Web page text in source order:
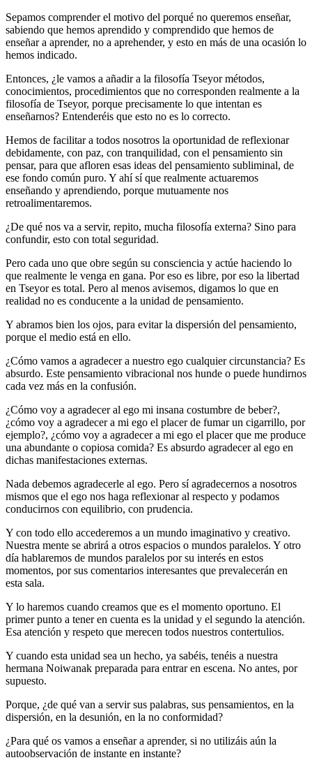
Sepamos comprender el motivo del porqué no queremos enseñar,
sabiendo que hemos aprendido y comprendido que hemos de
enseñar a aprender, no a aprehender, y esto en más de una ocasión lo
hemos indicado.
Entonces, ¿le vamos a añadir a la filosofía Tseyor métodos,
conocimientos, procedimientos que no corresponden realmente a la
filosofía de Tseyor, porque precisamente lo que intentan es
enseñarnos? Entenderéis que esto no es lo correcto.
Hemos de facilitar a todos nosotros la oportunidad de reflexionar
debidamente, con paz, con tranquilidad, con el pensamiento sin
pensar, para que afloren esas ideas del pensamiento subliminal, de
ese fondo común puro. Y ahí sí que realmente actuaremos
enseñando y aprendiendo, porque mutuamente nos
retroalimentaremos.
¿De qué nos va a servir, repito, mucha filosofía externa? Sino para
confundir, esto con total seguridad.
Pero cada uno que obre según su consciencia y actúe haciendo lo
que realmente le venga en gana. Por eso es libre, por eso la libertad
en Tseyor es total. Pero al menos avisemos, digamos lo que en
realidad no es conducente a la unidad de pensamiento.
Y abramos bien los ojos, para evitar la dispersión del pensamiento,
porque el medio está en ello.
¿Cómo vamos a agradecer a nuestro ego cualquier circunstancia? Es
absurdo. Este pensamiento vibracional nos hunde o puede hundirnos
cada vez más en la confusión.
¿Cómo voy a agradecer al ego mi insana costumbre de beber?,
¿cómo voy a agradecer a mi ego el placer de fumar un cigarrillo, por
ejemplo?, ¿cómo voy a agradecer a mi ego el placer que me produce
una abundante o copiosa comida? Es absurdo agradecer al ego en
dichas manifestaciones externas.
Nada debemos agradecerle al ego. Pero sí agradecernos a nosotros
mismos que el ego nos haga reflexionar al respecto y podamos
conducirnos con equilibrio, con prudencia.
Y con todo ello accederemos a un mundo imaginativo y creativo.
Nuestra mente se abrirá a otros espacios o mundos paralelos. Y otro
día hablaremos de mundos paralelos por su interés en estos
momentos, por sus comentarios interesantes que prevalecerán en
esta sala.
Y lo haremos cuando creamos que es el momento oportuno. El
primer punto a tener en cuenta es la unidad y el segundo la atención.
Esa atención y respeto que merecen todos nuestros contertulios.
Y cuando esta unidad sea un hecho, ya sabéis, tenéis a nuestra
hermana Noiwanak preparada para entrar en escena. No antes, por
supuesto.
Porque, ¿de qué van a servir sus palabras, sus pensamientos, en la
dispersión, en la desunión, en la no conformidad?
¿Para qué os vamos a enseñar a aprender, si no utilizáis aún la
autoobservación de instante en instante?